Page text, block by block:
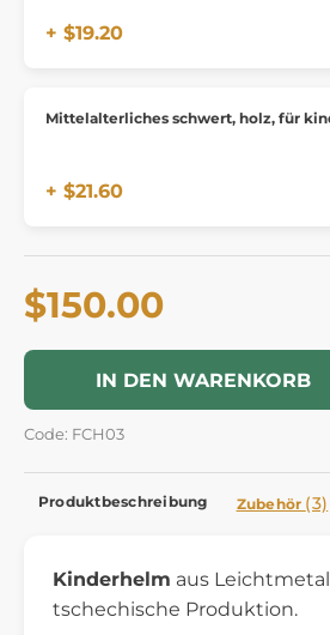
+ $19.20
Mittelalterliches schwert, holz, für
+ $21.60
$150.00
IN DEN WARENKORB
Code: FCH03
Produktbeschreibung Zubehör (3)
Kinderhelm aus
tschechische Produktion.